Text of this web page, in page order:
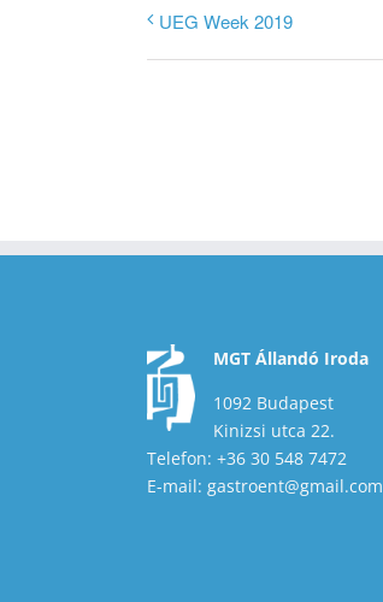
UEG Week 2019
MGT Állandó Iroda
1092 Budapest
Kinizsi utca 22.
Telefon: +36 30 548 7472
E-mail: gastroent@gmail.com